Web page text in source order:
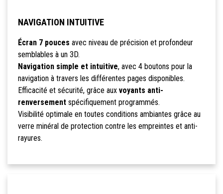
NAVIGATION INTUITIVE
Écran 7 pouces avec niveau de précision et profondeur
semblables à un 3D.
Navigation simple et intuitive, avec 4 boutons pour la
navigation à travers les différentes pages disponibles.
Efficacité et sécurité, grâce aux voyants anti-
renversementspécifiquement programmés.
Visibilité optimale en toutes conditions ambiantes grâce au
verre minéral de protection contre les empreintes et anti-
rayures.